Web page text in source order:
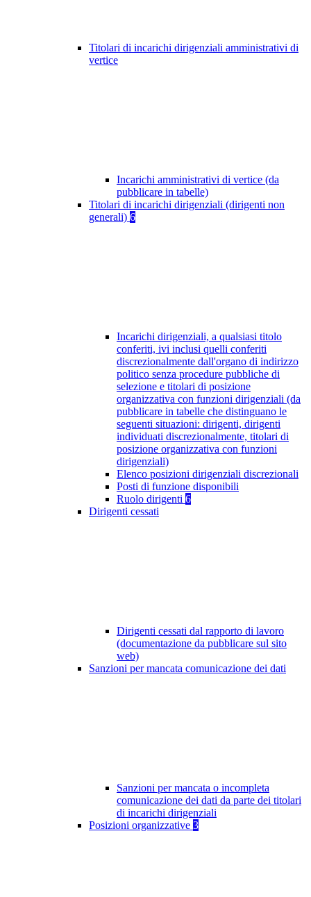
Titolari di incarichi dirigenziali amministrativi di
vertice
Incarichi amministrativi di vertice (da
pubblicare in tabelle)
Titolari di incarichi dirigenziali (dirigenti non
generali) 6
Incarichi dirigenziali, a qualsiasi titolo
conferiti, ivi inclusi quelli conferiti
discrezionalmente dall'organo di indirizzo
politico senza procedure pubbliche di
selezione e titolari di posizione
organizzativa con funzioni dirigenziali (da
pubblicare in tabelle che distinguano le
seguenti situazioni: dirigenti, dirigenti
individuati discrezionalmente, titolari di
posizione organizzativa con funzioni
dirigenziali)
Elenco posizioni dirigenziali discrezionali
Posti di funzione disponibili
Ruolo dirigenti 6
Dirigenti cessati
Dirigenti cessati dal rapporto di lavoro
(documentazione da pubblicare sul sito
web)
Sanzioni per mancata comunicazione dei dati
Sanzioni per mancata o incompleta
comunicazione dei dati da parte dei titolari
di incarichi dirigenziali
Posizioni organizzative 3